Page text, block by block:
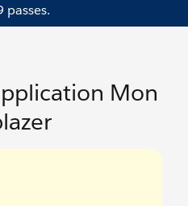
passes.
Mon